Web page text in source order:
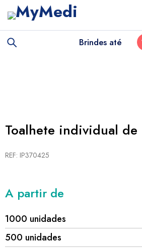
Brindes até
Toalhete individual de
REF: IP370425
A partir de
1000 unidades
500 unidades